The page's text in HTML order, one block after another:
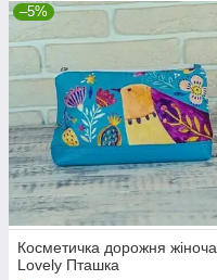
–5%
Косметичка дорожня жіноча
Lovely Пташка